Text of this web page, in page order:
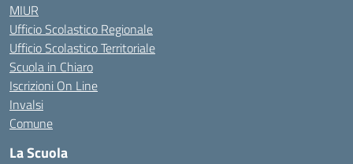
MIUR
Ufficio Scolastico Regionale
Ufficio Scolastico Territoriale
Scuola in Chiaro
Iscrizioni On Line
Invalsi
Comune
La Scuola